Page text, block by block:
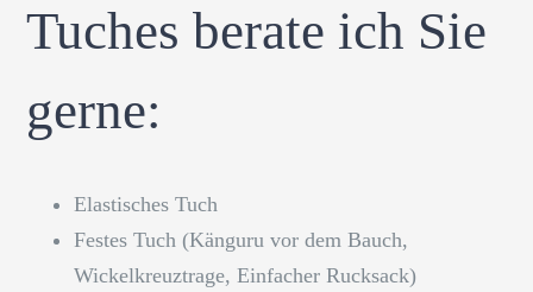
Tuches berate ich Sie
gerne:
Elastisches Tuch
Festes Tuch (Känguru vor dem Bauch,
Wickelkreuztrage, Einfacher Rucksack)